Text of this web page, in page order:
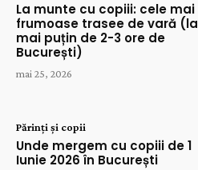
La munte cu copiii: cele mai
frumoase trasee de vară (la
mai puțin de 2-3 ore de
București)
mai 25, 2026
Părinți și copii
Unde mergem cu copiii de 1
Iunie 2026 în București